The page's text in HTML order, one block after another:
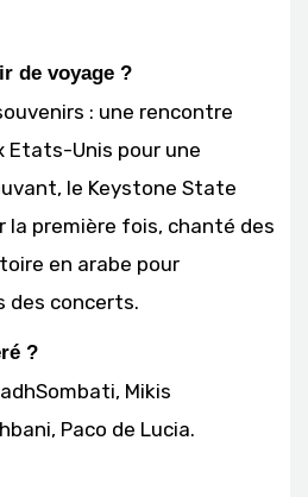
de voyage ?
: une rencontre
Etats-Unis pour une
le Keystone State
la première fois, chanté des
en arabe pour
des concerts.
?
Mikis
Paco de Lucia.